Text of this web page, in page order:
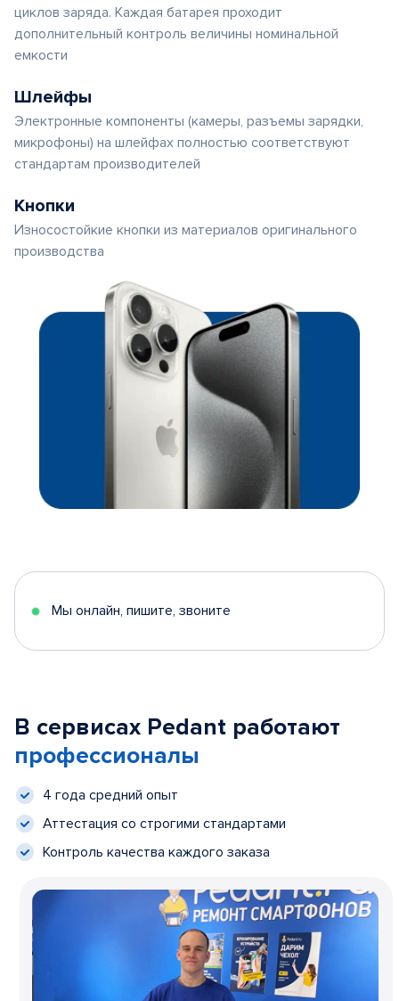
циклов заряда. Каждая батарея проходит
дополнительный контроль величины номинальной
емкости
Шлейфы
Электронные компоненты (камеры, разъемы зарядки,
микрофоны) на шлейфах полностью соответствуют
стандартам производителей
Кнопки
Износостойкие кнопки из материалов оригинального
производства
Мы онлайн, пишите, звоните
В сервисах Pedant работают
профессионалы
4 года средний опыт
Аттестация со строгими стандартами
Контроль качества каждого заказа